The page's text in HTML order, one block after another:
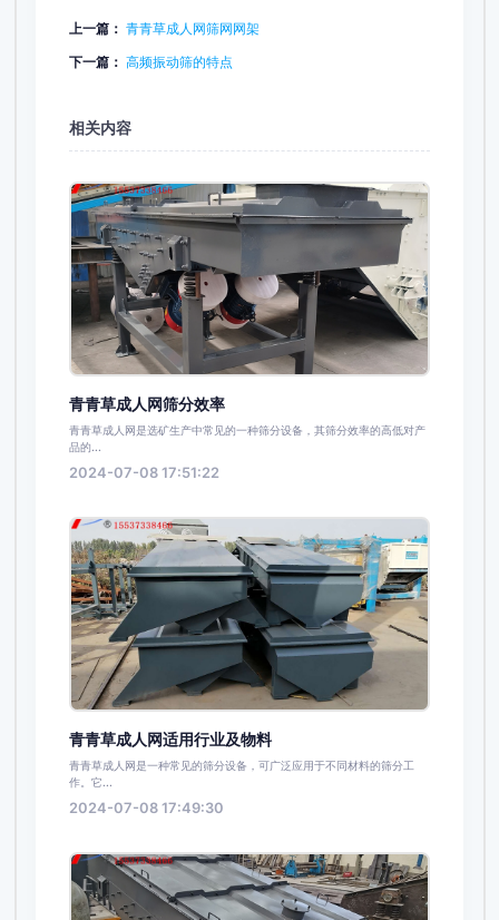
上一篇： 青青草成人网筛网网架
下一篇： 高频振动筛的特点
相关内容
青青草成人网筛分效率
青青草成人网是选矿生产中常见的一种筛分设备，其筛分效率的高低对产
品的...
2024-07-08 17:51:22
青青草成人网适用行业及物料
青青草成人网是一种常见的筛分设备，可广泛应用于不同材料的筛分工
作。它...
2024-07-08 17:49:30